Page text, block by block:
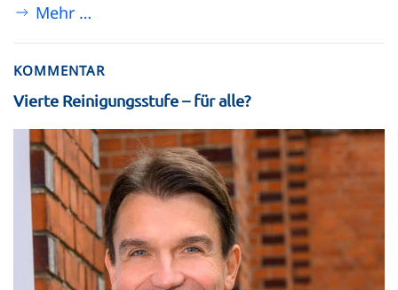
Mehr …
KOMMENTAR
Vierte Reinigungsstufe – für alle?